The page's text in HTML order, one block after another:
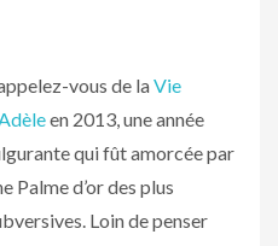
vous de laVie
en 2013, une année
qui fût amorcée par
Palme d’or des plus
Loin de penser